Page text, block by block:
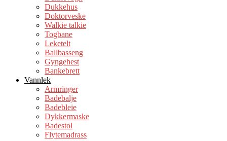
Dukkehus
Doktorveske
Walkie talkie
Togbane
Leketelt
Ballbasseng
Gyngehest
Bankebrett
Vannlek
Armringer
Badebalje
Badebleie
Dykkermaske
Badestol
Flytemadrass